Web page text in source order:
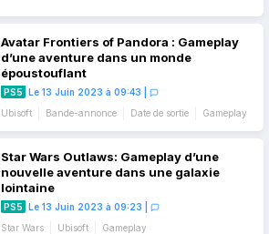
Avatar Frontiers of Pandora : Gameplay
d’une aventure dans un monde
époustouflant
PS5 Le 13 Juin 2023 à 09:43
Ubisoft
Bande-annonce Date de sortie Gameplay
Star Wars Outlaws: Gameplay d’une
nouvelle aventure dans une galaxie
lointaine
PS5 Le 13 Juin 2023 à 09:23
Star Wars
Ubisoft Gameplay